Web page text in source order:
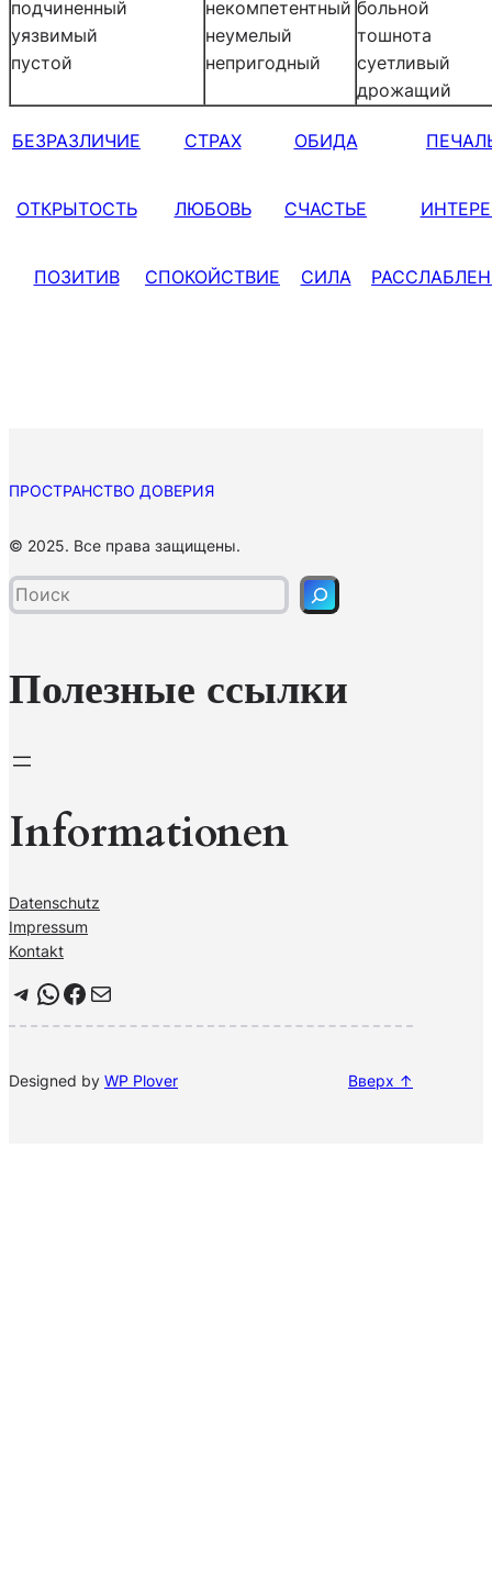
подчиненный
уязвимый
пустой
некомпетентный
неумелый
непригодный
больной
тошнота
суетливый
дрожащий
БЕЗРАЗЛИЧИЕ СТРАХ ОБИДА
ОТКРЫТОСТЬ ЛЮБОВЬ СЧАСТЬЕ
ПОЗИТИВ СПОКОЙСТВИЕ СИЛА
ПРОСТРАНСТВО ДОВЕРИЯ
© 2025. Все права защищены.
о
и
Полезные ссылки
Informationen
Datenschutz
Impressum
Kontakt
Telegram WhatsApp Facebook Почта
Designed by WP Plover Вверх ↑